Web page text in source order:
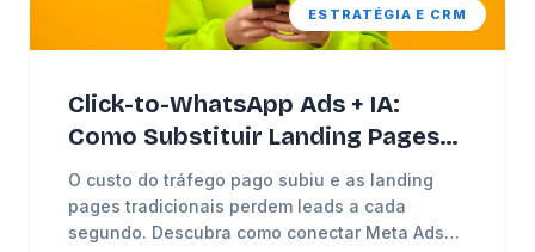
ESTRATÉGIA E CRM
Click-to-WhatsApp Ads + IA:
Como Substituir Landing Pages
por Conversões de 98% no
WhatsApp
O custo do tráfego pago subiu e as landing
pages tradicionais perdem leads a cada
segundo. Descubra como conectar Meta Ads